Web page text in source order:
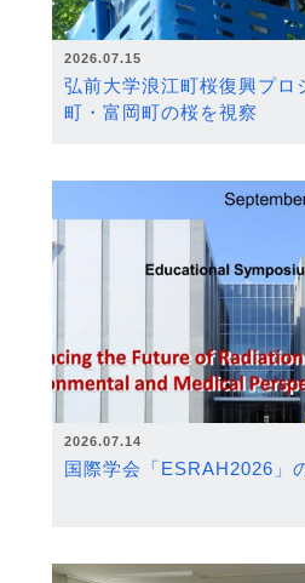
2026.07.15
弘前大学浪江町桜復興プ
町・富岡町の桜を視察
2026.07.14
国際学会「ESRAH2026」